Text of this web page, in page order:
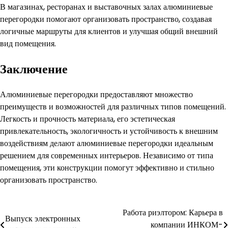
В магазинах, ресторанах и выставочных залах алюминиевые
перегородки помогают организовать пространство, создавая
логичные маршруты для клиентов и улучшая общий внешний
вид помещения.
Заключение
Алюминиевые перегородки предоставляют множество
преимуществ и возможностей для различных типов помещений.
Легкость и прочность материала, его эстетическая
привлекательность, экологичность и устойчивость к внешним
воздействиям делают алюминиевые перегородки идеальным
решением для современных интерьеров. Независимо от типа
помещения, эти конструкции помогут эффективно и стильно
организовать пространство.
Навигация
Выпуск электронных
Работа риэлтором: Карьера в
компании ИНКОМ-